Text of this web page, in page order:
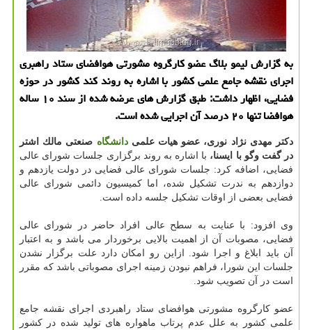
به گزارش لیمو بلاگ عضو كارگروه مشورتی هوافضای ستاد راهبری
اجرای نقشه جامع علمی كشور با اشاره به روند كند كشور در حوزه
فضایی، اظهار داشت: طبق گزارش های عرضه شده از سند ۱۰ ساله
هوافضا تنها ۲۰ درصد آن اجرایی شده است.
دكتر مهدی نژاد نوری، عضو هیات علمیدانشگاه صنعتی مالك اشتر
در گفت وگو با ایسنا، با اشاره به روند برگزاری جلسات شورای عالی
فضایی، اضافه كرد: جلسات شورای عالی فضایی در دولت یازدهم و
دوازدهم به ندرت تشكیل شده، اما كمیسیون دائمی شورای عالی
فضایی بعضی از اوقات تشكیل جلسه داده است.
وی افزود: با عنایت به سطح عالی افراد حاضر در شورای عالی
فضایی، مصوبات آن از اهمیت بالایی برخوردار می باشد و به اعتبار
آن باید ابلاغ و اجرا شود. ازاین رو امكان دارد علت برگزار نشدن
جلسات این شورا، فراهم نبودن زمینه اجرای مصوباتی باشد كه مقرر
است در آن تصویب شود.
عضو كارگروه مشورتی هوافضای ستاد راهبردی اجرای نقشه جامع
علمی كشور به علل عدم پرتاب ماهواره های تولید شده در كشور